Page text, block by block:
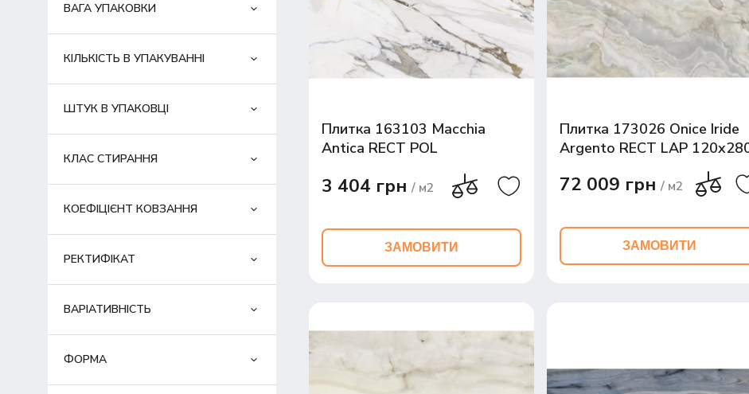
ВАГА УПАКОВКИ
КІЛЬКІСТЬ В УПАКУВАННІ
ШТУК В УПАКОВЦІ
КЛАС СТИРАННЯ
КОЕФІЦІЄНТ КОВЗАННЯ
РЕКТИФІКАТ
ВАРІАТИВНІСТЬ
ФОРМА
Плитка 163103 Macchia
Antica RECT POL
3 404 грн / м2
ЗАМОВИТИ
Плитка 173026 Onice Iride
Argento RECT LAP
72 009 грн / м2
ЗАМОВИТИ